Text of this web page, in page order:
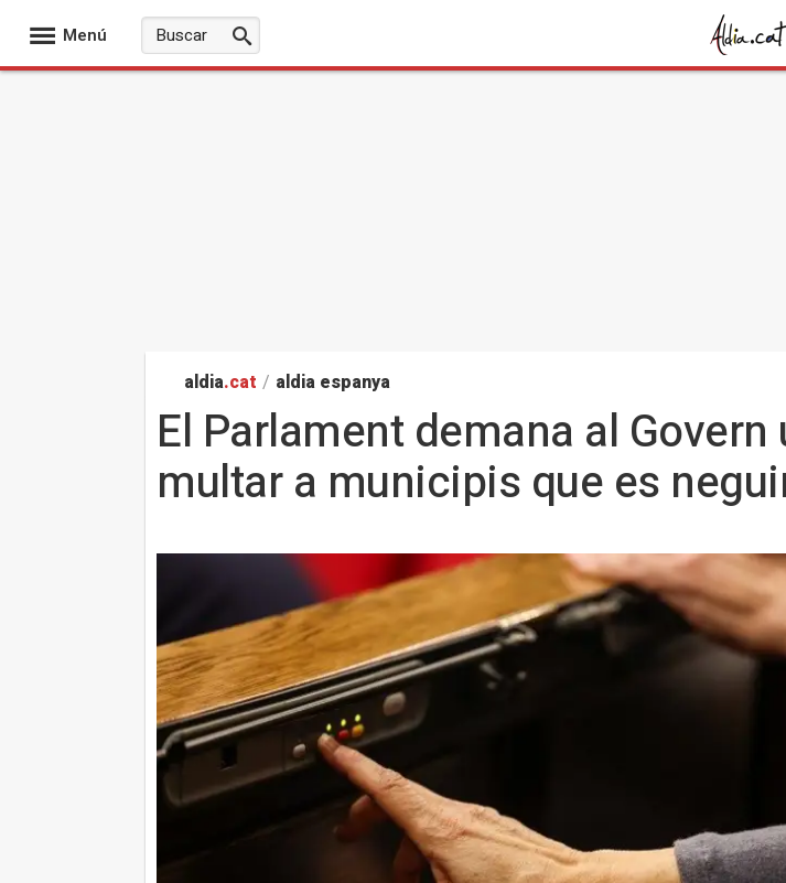
Menú
aldia.cat / aldia espanya
El Parlament demana al
multar a municipis que es